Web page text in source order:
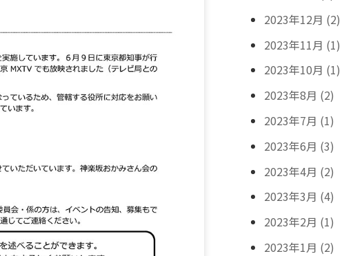
2023年12月 (2)
2023年11月 (1)
2023年10月 (1)
2023年8月 (2)
2023年7月 (1)
2023年6月 (3)
2023年4月 (2)
2023年3月 (4)
2023年2月 (1)
2023年1月 (2)